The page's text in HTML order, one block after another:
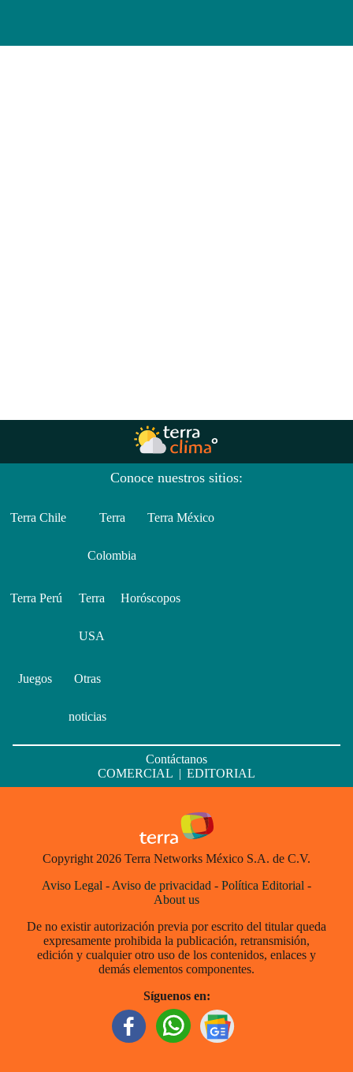
Conoce nuestros sitios:
Terra Chile Terra
Colombia
Terra México
Terra Perú Terra
USA
Horóscopos
Juegos Otras
noticias
Contáctanos
COMERCIAL | EDITORIAL
Copyright 2026 Terra Networks México S.A. de C.V.
Aviso Legal - Aviso de privacidad - Política Editorial -
About us
De no existir autorización previa por escrito del titular queda
expresamente prohibida la publicación, retransmisión,
edición y cualquier otro uso de los contenidos, enlaces y
demás elementos componentes.
Síguenos en: